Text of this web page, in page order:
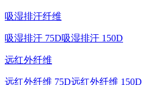
吸湿排汗纤维
吸湿排汗 75D吸湿排汗 150D
远红外纤维
远红外纤维 75D远红外纤维 150D